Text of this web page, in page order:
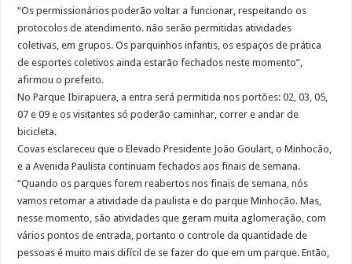
“Os permissionários poderão voltar a funcionar, respeitando os
protocolos de atendimento. não serão permitidas atividades
coletivas, em grupos. Os parquinhos infantis, os espaços de prática
de esportes coletivos ainda estarão fechados neste momento”,
afirmou o prefeito.
No Parque Ibirapuera, a entra será permitida nos portões: 02, 03, 05,
07 e 09 e os visitantes só poderão caminhar, correr e andar de
bicicleta.
Covas esclareceu que o Elevado Presidente João Goulart, o Minhocão,
e a Avenida Paulista continuam fechados aos finais de semana.
“Quando os parques forem reabertos nos finais de semana, nós
vamos retomar a atividade da paulista e do parque Minhocão. Mas,
nesse momento, são atividades que geram muita aglomeração, com
vários pontos de entrada, portanto o controle da quantidade de
pessoas é muito mais difícil de se fazer do que em um parque. Então,